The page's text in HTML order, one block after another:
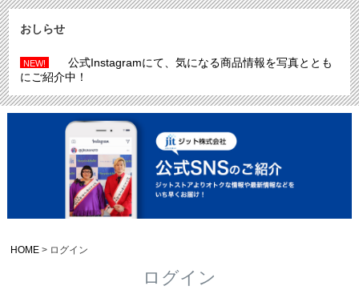
おしらせ
NEW!
公式Instagramにて、気になる商品情報を写真ととも
にご紹介中！
HOME ログイン
ログイン